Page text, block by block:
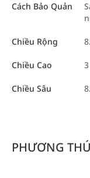
Cách Bảo Quản
Chiều Rộng
Chiều Cao 3
Chiều Sâu
PHƯƠNG